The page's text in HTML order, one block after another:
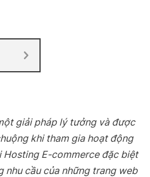
giải pháp lý tưởng và được
khi tham gia hoạt động
Hosting E-commerce đặc biệt
nhu cầu của những trang web